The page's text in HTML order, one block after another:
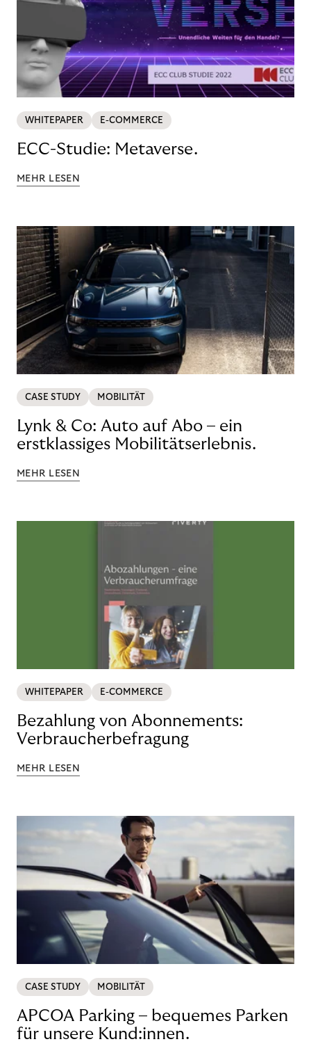
WHITEPAPER E-COMMERCE
ECC-Studie: Metaverse.
MEHR LESEN
CASE STUDY MOBILITÄT
Lynk & Co: Auto auf Abo – ein
erstklassiges Mobilitätserlebnis.
MEHR LESEN
WHITEPAPER E-COMMERCE
Bezahlung von Abonnements:
Verbraucherbefragung
MEHR LESEN
CASE STUDY MOBILITÄT
APCOA Parking – bequemes Parken
für unsere Kund:innen.